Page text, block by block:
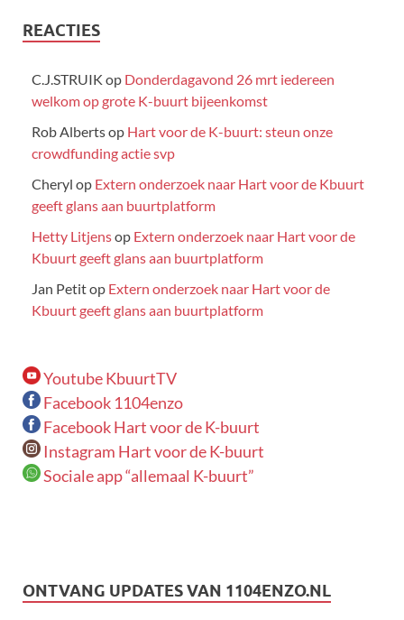
REACTIES
C.J.STRUIK op Donderdagavond 26 mrt iedereen
welkom op grote K-buurt bijeenkomst
Rob Albertsop Hart voor de K-buurt: steun onze
crowdfunding actie svp
Cheryl op Extern onderzoek naar Hart voor de Kbuurt
geeft glans aan buurtplatform
Hetty Litjensop Extern onderzoek naar Hart voor de
Kbuurt geeft glans aan buurtplatform
Jan Petitop Extern onderzoek naar Hart voor de
Kbuurt geeft glans aan buurtplatform
Youtube KbuurtTV
Facebook 1104enzo
Facebook Hart voor de K-buurt
Instagram Hart voor de K-buurt
Sociale app “allemaal K-buurt”
ONTVANG UPDATES VAN 1104ENZO.NL